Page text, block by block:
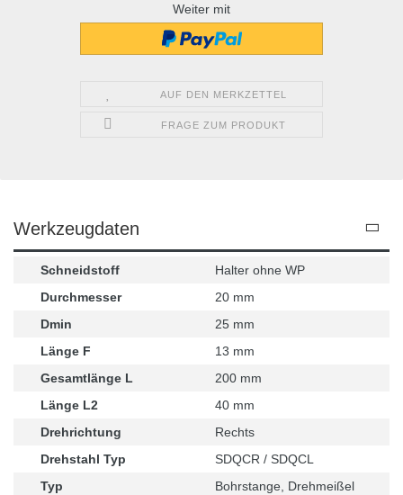
Weiter mit
AUF DEN MERKZETTEL
FRAGE ZUM PRODUKT
Werkzeugdaten
Schneidstoff
Halter ohne WP
Durchmesser
20 mm
Dmin
25 mm
Länge F
13 mm
Gesamtlänge L
200 mm
Länge L2
40 mm
Drehrichtung
Rechts
Drehstahl Typ
SDQCR / SDQCL
Typ
Bohrstange, Drehmeißel